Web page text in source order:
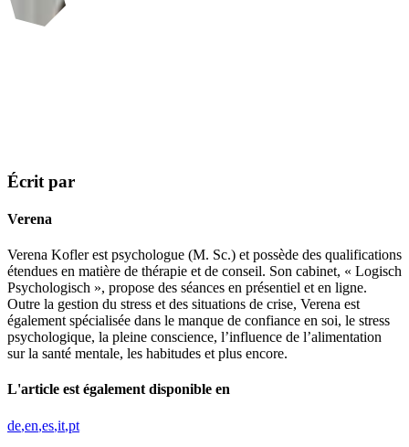
Écrit par
Verena
Verena Kofler est psychologue (M. Sc.) et possède des qualifications
étendues en matière de thérapie et de conseil. Son cabinet, « Logisch
Psychologisch », propose des séances en présentiel et en ligne.
Outre la gestion du stress et des situations de crise, Verena est
également spécialisée dans le manque de confiance en soi, le stress
psychologique, la pleine conscience, l’influence de l’alimentation
sur la santé mentale, les habitudes et plus encore.
L'article est également disponible en
de en es it pt